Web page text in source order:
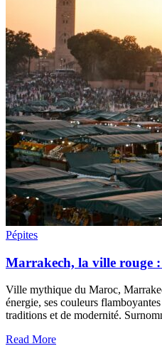
Pépites
Marrakech, la ville rouge
Ville mythique du Maroc,
énergie, ses couleurs
traditions et de modernité.
Read More